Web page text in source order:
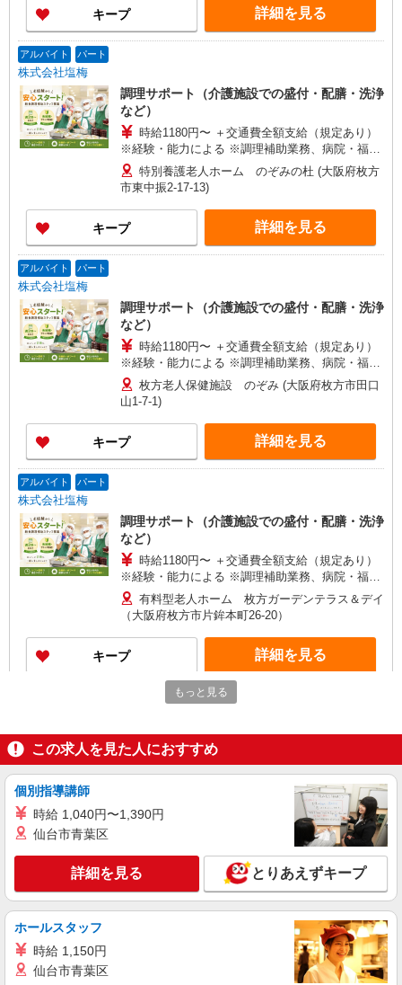
キープ 詳細を見る
アルバイト パート
株式会社塩梅
調理サポート（介護施設での盛付・配膳・洗浄
など）
時給1180円〜 ＋交通費全額支給（規定あり）
※経験・能力による ※調理補助業務、病院・福祉
施設経験者歓迎！
特別養護老人ホーム のぞみの杜 (大阪府枚方
市東中振2-17-13)
キープ 詳細を見る
アルバイト パート
株式会社塩梅
調理サポート（介護施設での盛付・配膳・洗浄
など）
時給1180円〜 ＋交通費全額支給（規定あり）
※経験・能力による ※調理補助業務、病院・福祉
施設経験者歓迎！ 【月収例】 週2日（1日4.5h）勤
務の場合 時給1,180円 × 4.5h × 月8日 = 月収 約
42,480円 週4日（1日5.5h）勤務の場合 時給
1,180円 × 5.5h × 月16日 = 月収 約103,840円
枚方老人保健施設 のぞみ (大阪府枚方市田口
山1-7-1)
キープ 詳細を見る
アルバイト パート
株式会社塩梅
調理サポート（介護施設での盛付・配膳・洗浄
など）
時給1180円〜 ＋交通費全額支給（規定あり）
※経験・能力による ※調理補助業務、病院・福祉
施設経験者歓迎！
有料型老人ホーム 枚方ガーデンテラス＆デイ
（大阪府枚方市片鉾本町26-20）
キープ 詳細を見る
調理サポート（介護施設での盛付・配膳・洗浄
など）
時給1180円〜 ＋交通費全額支給（規定あり）
※経験・能力による ※調理補助業務、病院・福祉
施設経験者歓迎！ 【月収例】 週2日（1日4.5h）勤
務の場合 時給1,180円 × 4.5h × 月8日 = 月収 約
1,180円 × 5.5h × 月16日 = 月収 約103,840円
枚方老人保健施設 のぞみ (大阪府枚方市田口
キープ 詳細を見る
アルバイト パート
コンパスグループ・ジャパン株式会社 21741_p
調理員【アルバイト・パート】
もっと見る
この求人を見た人におすすめ
個別指導講師
時給 1,040円〜1,390円
仙台市青葉区
詳細を見る とりあえずキープ
ホールスタッフ
時給 1,150円
仙台市青葉区